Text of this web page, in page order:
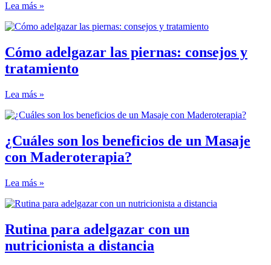
Lea más »
Cómo adelgazar las piernas: consejos y
tratamiento
Lea más »
¿Cuáles son los beneficios de un Masaje
con Maderoterapia?
Lea más »
Rutina para adelgazar con un
nutricionista a distancia